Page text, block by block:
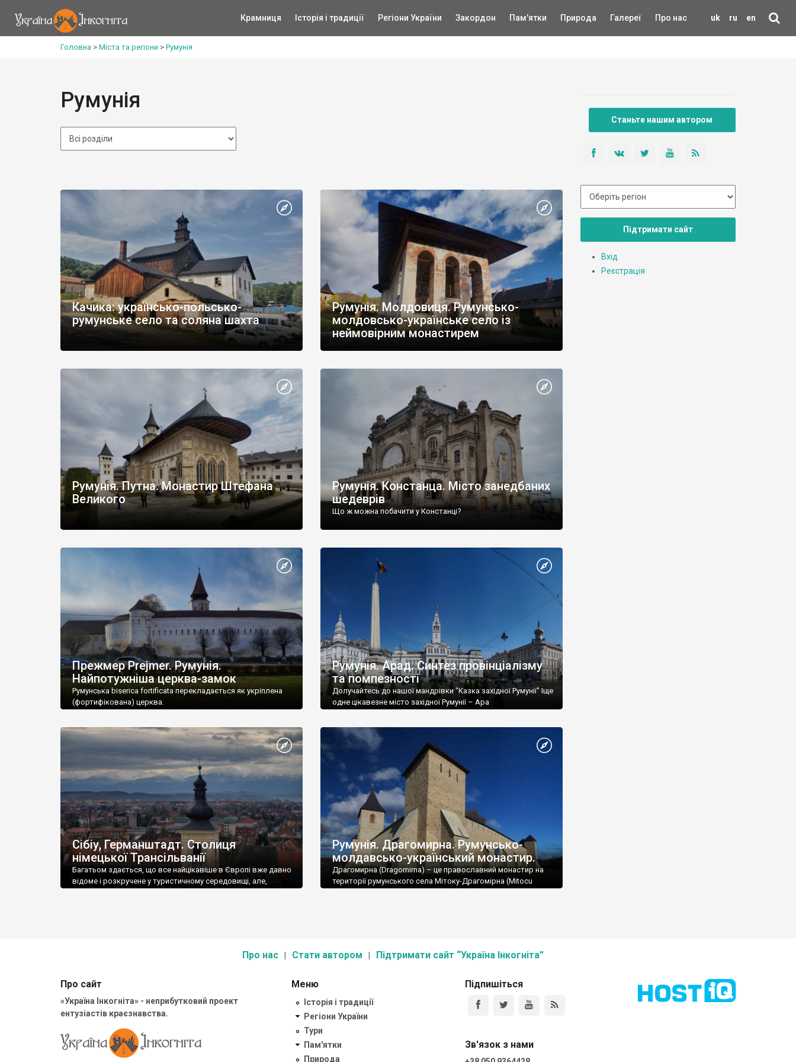
uk ru en
Крамниця Історія і традиції Регіони України Закордон Пам'ятки Природа Галереї Про нас
Головна > Міста та регіони > Румунія
Румунія
Качика: українсько-польсько-
румунське село та соляна шахта
Румунія. Молдовиця. Румунсько-
молдовсько-українське село із
неймовірним монастирем
Румунія. Путна. Монастир Штефана
Великого
Румунія. Констанца. Місто занедбаних
шедеврів
Що ж можна побачити у Констанці?
Прежмер Prejmer. Румунія.
Найпотужніша церква-замок
Румунська biserica fortificata перекладається як укріплена
(фортифікована) церква.
Румунія. Арад. Синтез провінціалізму
та помпезності
Долучайтесь до нашої мандрівки "Казка західної Румунії" Іще
одне цікавезне місто західної Румунії – Ара
Сібіу, Германштадт. Столиця
німецької Трансільванії
Багатьом здається, що все найцікавіше в Європі вже давно
відоме і розкручене у туристичному середовищі, але,
Румунія. Драгомирна. Румунсько-
молдавсько-український монастир.
Драгомирна (Dragomirna) – це православний монастир на
території румунського села Мітоку-Драгомірна (Mitocu
Станьте нашим автором
Підтримати сайт
Вхід
Реєстрація
Про нас Стати автором Підтримати сайт “Україна Інкогніта”
Про сайт
«Україна Інкогніта» - неприбутковий проект
ентузіастів краєзнавства.
Меню
Історія і традиції
Регіони України
Тури
Пам'ятки
Природа
Підпишіться
Зв'язок з нами